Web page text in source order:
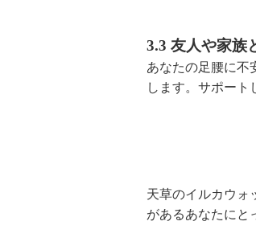
3.3 友人や家族
あなたの足腰に不
します。サポート
天草のイルカウォ
があるあなたにと